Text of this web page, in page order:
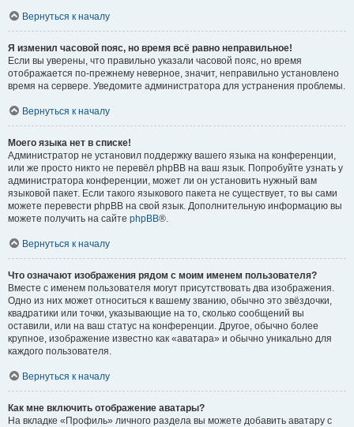
Вернуться к началу
Я изменил часовой пояс, но время всё равно неправильное!
Если вы уверены, что правильно указали часовой пояс, но время
отображается по-прежнему неверное, значит, неправильно установлено
время на сервере. Уведомите администратора для устранения проблемы.
Вернуться к началу
Моего языка нет в списке!
Администратор не установил поддержку вашего языка на конференции,
или же просто никто не перевёл phpBB на ваш язык. Попробуйте узнать у
администратора конференции, может ли он установить нужный вам
языковой пакет. Если такого языкового пакета не существует, то вы сами
можете перевести phpBB на свой язык. Дополнительную информацию вы
можете получить на сайте phpBB®.
Вернуться к началу
Что означают изображения рядом с моим именем пользователя?
Вместе с именем пользователя могут присутствовать два изображения.
Одно из них может относиться к вашему званию, обычно это звёздочки,
квадратики или точки, указывающие на то, сколько сообщений вы
оставили, или на ваш статус на конференции. Другое, обычно более
крупное, изображение известно как «аватара» и обычно уникально для
каждого пользователя.
Вернуться к началу
Как мне включить отображение аватары?
На вкладке «Профиль» личного раздела вы можете добавить аватару с